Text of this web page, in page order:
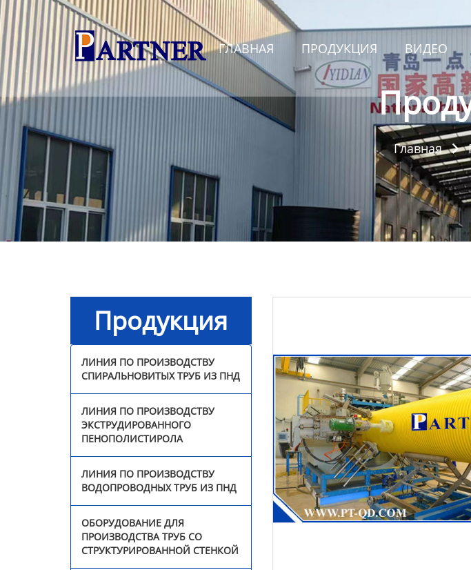
ГЛАВНАЯ ПРОДУКЦИЯ ВИДЕО
Главная
Продукция
Линия по производству
спиральновитых труб из
Линия по производству
экструдированного
пенополистирола
Линия по производству
водопроводных труб из
ПНД
гофрированных труб из
полиэтилена
Линия по производству
трехцветных ротангов
Линия по производству
прутка для 3D-принтера
Оборудование для
сварки профильных
Главная 
Продукция
ЛИНИЯ ПО ПРОИЗВОДСТВУ
СПИРАЛЬНОВИТЫХ ТРУБ ИЗ ПНД
ЛИНИЯ ПО ПРОИЗВОДСТВУ
ЭКСТРУДИРОВАННОГО
ПЕНОПОЛИСТИРОЛА
ЛИНИЯ ПО ПРОИЗВОДСТВУ
ВОДОПРОВОДНЫХ ТРУБ ИЗ ПНД
ОБОРУДОВАНИЕ ДЛЯ
ПРОИЗВОДСТВА ТРУБ СО
СТРУКТУРИРОВАННОЙ СТЕНКОЙ